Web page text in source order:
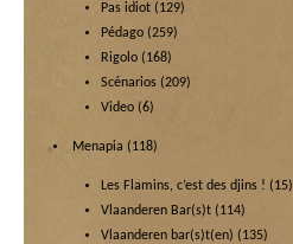
Pas idiot (129)
Pédago (259)
Rigolo (168)
Scénarios (209)
Video (6)
Menapia (118)
Les Flamins, c’est des djins ! (15)
Vlaanderen Bar(s)t (114)
Vlaanderen bar(s)t(en) (135)